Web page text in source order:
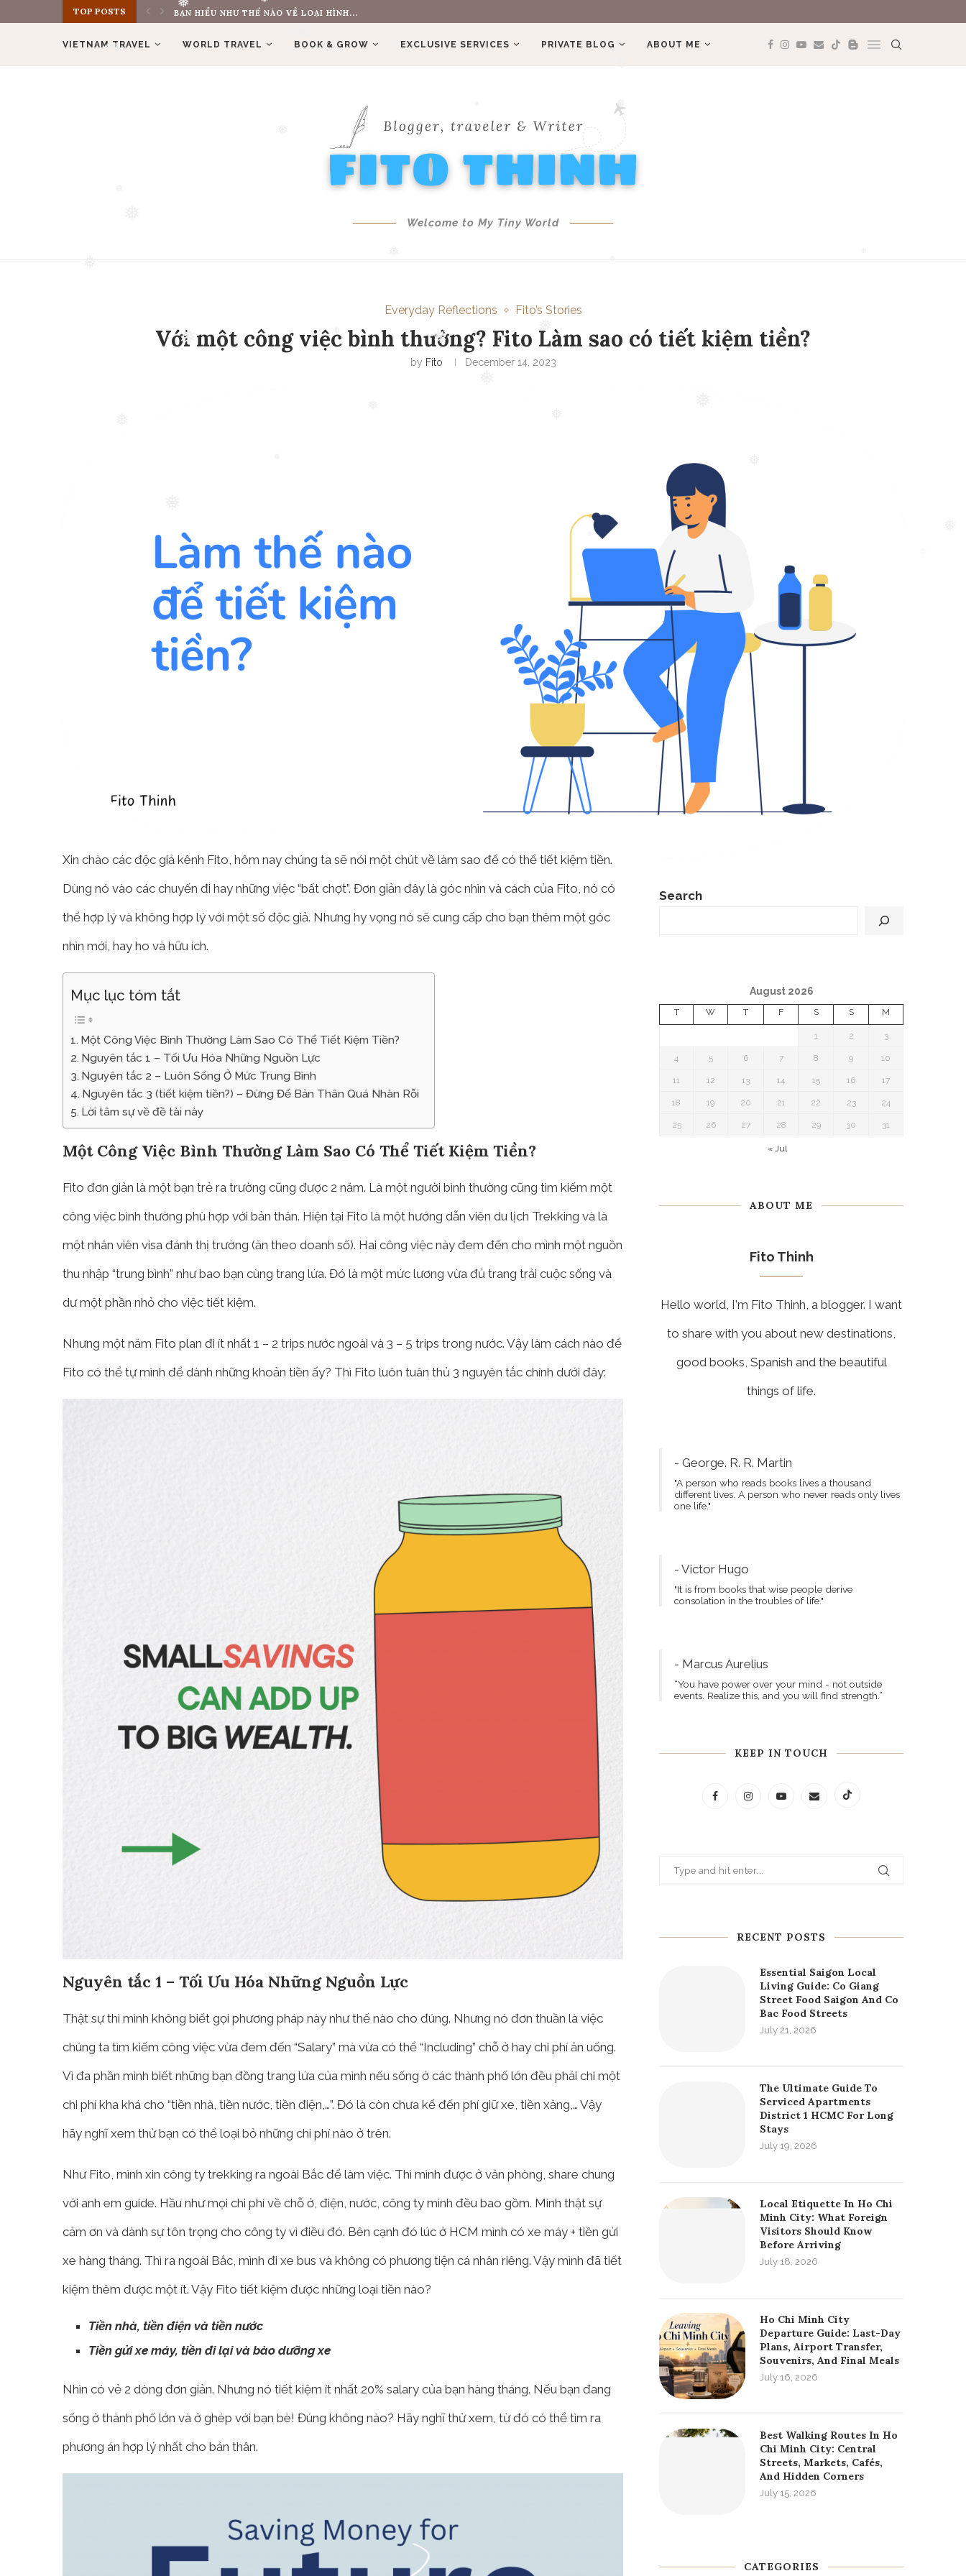
❅
❅
❅
❅
❅
❅
TOP POSTS BẠN HIỂU NHƯ THẾ NÀO VỀ LOẠI HÌNH...
VIETNAM TRAVEL WORLD TRAVEL BOOK & GROW EXCLUSIVE SERVICES PRIVATE BLOG ABOUT ME
Welcome to My Tiny World
Everyday Reflections Fito’s Stories
Với một công việc bình thường? Fito Làm sao có tiết kiệm tiền?
by Fito December 14, 2023
Xin chào các độc giả kênh Fito, hôm nay chúng ta sẽ nói một chút về làm sao để có thể tiết kiệm tiền.
Dùng nó vào các chuyến đi hay những việc “bất chợt”. Đơn giản đây là góc nhìn và cách của Fito, nó có
thể hợp lý và không hợp lý với một số độc giả. Nhưng hy vọng nó sẽ cung cấp cho bạn thêm một góc
nhìn mới, hay ho và hữu ích.
Mục lục tóm tắt
Một Công Việc Bình Thường Làm Sao Có Thể Tiết Kiệm Tiền?
Nguyên tắc 1 – Tối Ưu Hóa Những Nguồn Lực
Nguyên tắc 2 – Luôn Sống Ở Mức Trung Bình
Nguyên tắc 3 (tiết kiệm tiền?) – Đừng Để Bản Thân Quá Nhàn Rỗi
Lời tâm sự về đề tài này
Một Công Việc Bình Thường Làm Sao Có Thể Tiết Kiệm Tiền?
Fito đơn giản là một bạn trẻ ra trường cũng được 2 năm. Là một người bình thường cũng tìm kiếm một
công việc bình thường phù hợp với bản thân. Hiện tại Fito là một hướng dẫn viên du lịch Trekking và là
một nhân viên visa đánh thị trường (ăn theo doanh số). Hai công việc này đem đến cho mình một nguồn
thu nhập “trung bình” như bao bạn cùng trang lứa. Đó là một mức lương vừa đủ trang trải cuộc sống và
dư một phần nhỏ cho việc tiết kiệm.
Nhưng một năm Fito plan đi ít nhất 1 – 2 trips nước ngoài và 3 – 5 trips trong nước. Vậy làm cách nào để
Fito có thể tự mình để dành những khoản tiền ấy? Thì Fito luôn tuân thủ 3 nguyên tắc chính dưới đây:
Nguyên tắc 1 – Tối Ưu Hóa Những Nguồn Lực
Thật sự thì mình không biết gọi phương pháp này như thế nào cho đúng. Nhưng nó đơn thuần là việc
chúng ta tìm kiếm công việc vừa đem đến “Salary” mà vừa có thể “Including” chỗ ở hay chi phí ăn uống.
Vì đa phần mình biết những bạn đồng trang lứa của mình nếu sống ở các thành phố lớn đều phải chi một
chi phí kha khá cho “tiền nhà, tiền nước, tiền điện,…”. Đó là còn chưa kể đến phí giữ xe, tiền xăng,… Vậy
hãy nghĩ xem thử bạn có thể loại bỏ những chi phí nào ở trên.
Như Fito, mình xin công ty trekking ra ngoài Bắc để làm việc. Thì mình được ở văn phòng, share chung
với anh em guide. Hầu như mọi chi phí về chỗ ở, điện, nước, công ty mình đều bao gồm. Mình thật sự
cảm ơn và dành sự tôn trọng cho công ty vì điều đó. Bên cạnh đó lúc ở HCM mình có xe máy + tiền gửi
xe hàng tháng. Thì ra ngoài Bắc, mình đi xe bus và không có phương tiện cá nhân riêng. Vậy mình đã tiết
kiệm thêm được một ít. Vậy Fito tiết kiệm được những loại tiền nào?
Tiền nhà, tiền điện và tiền nước
Tiền gửi xe máy, tiền đi lại và bào dưỡng xe
Nhìn có vẻ 2 dòng đơn giản. Nhưng nó tiết kiệm ít nhất 20% salary của bạn hàng tháng. Nếu bạn đang
sống ở thành phố lớn và ở ghép với bạn bè! Đúng không nào? Hãy nghĩ thử xem, từ đó có thể tìm ra
phương án hợp lý nhất cho bản thân.
Search
August 2026
T W T F S S M
1 2 3
4 5 6 7 8 9 10
11 12 13 14 15 16 17
18 19 20 21 22 23 24
25 26 27 28 29 30 31
« Jul
ABOUT ME
Fito Thinh
Hello world, I'm Fito Thinh, a blogger. I want
to share with you about new destinations,
good books, Spanish and the beautiful
things of life.
- George. R. R. Martin
"A person who reads books lives a thousand
different lives. A person who never reads only lives
one life."
- Victor Hugo
"It is from books that wise people derive
consolation in the troubles of life."
- Marcus Aurelius
“You have power over your mind - not outside
events. Realize this, and you will find strength.”
KEEP IN TOUCH
RECENT POSTS
Essential Saigon Local
Living Guide: Co Giang
Street Food Saigon And Co
Bac Food Streets
July 21, 2026
The Ultimate Guide To
Serviced Apartments
District 1 HCMC For Long
Stays
July 19, 2026
Local Etiquette In Ho Chi
Minh City: What Foreign
Visitors Should Know
Before Arriving
July 18, 2026
Ho Chi Minh City
Departure Guide: Last-Day
Plans, Airport Transfer,
Souvenirs, And Final Meals
July 16, 2026
Best Walking Routes In Ho
Chi Minh City: Central
Streets, Markets, Cafés,
And Hidden Corners
July 15, 2026
CATEGORIES